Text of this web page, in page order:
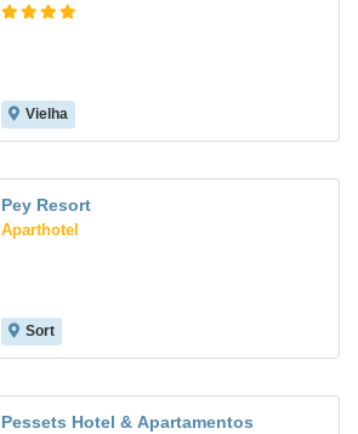
Vielha
Pey Resort
Aparthotel
Sort
Pessets Hotel & Apartamentos